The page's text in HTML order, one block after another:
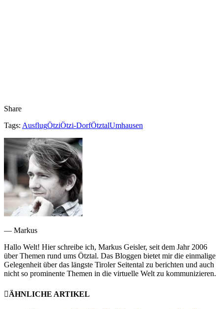
Share
Tags: AusflugÖtziÖtzi-DorfÖtztalUmhausen
— Markus
Hallo Welt! Hier schreibe ich, Markus Geisler, seit dem Jahr 2006
über Themen rund ums Ötztal. Das Bloggen bietet mir die einmalige
Gelegenheit über das längste Tiroler Seitental zu berichten und auch
nicht so prominente Themen in die virtuelle Welt zu kommunizieren.
ÄHNLICHE ARTIKEL